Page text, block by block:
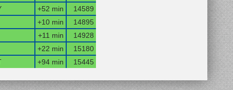
+52 min
14589
+10 min
14895
+11 min
14928
+22 min
15180
+94 min 15445